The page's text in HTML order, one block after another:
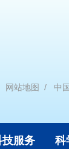
网站地图 中
技服务 科